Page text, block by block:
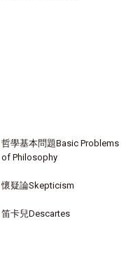
哲學基本問題Basic Problems
of Philosophy
懷疑論Skepticism
笛卡兒Descartes